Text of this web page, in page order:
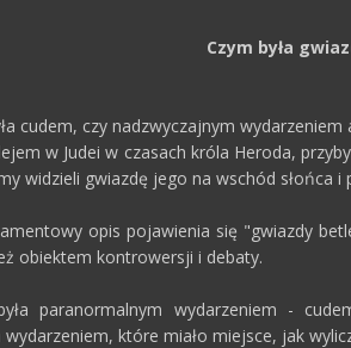
Czym była
cudem, czy nadzwyczajnym
w Judei w czasach króla Heroda,
widzieli gwiazdę jego na wschód słońca
opis pojawienia się "gwiazdy
obiektem kontrowersji i debaty.
paranormalnym wydarzeniem -
które miało miejsce, jak